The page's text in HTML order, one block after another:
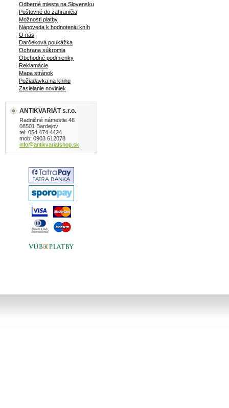
Odberné miesta na Slovensku
Poštovné do zahraničia
Možnosti platby
Nápoveda k hodnoteniu kníh
O nás
Darčeková poukážka
Ochrana súkromia
Obchodné podmienky
Reklamácie
Mapa stránok
Požiadavka na knihu
Zasielanie noviniek
ANTIKVARIÁT s.r.o.
Radničné námestie 46
08501 Bardejov
tel: 054 474 4424
mob: 0903 612078
info@antikvariatshop.sk